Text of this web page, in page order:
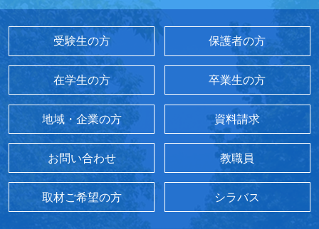
受験生の方 保護者の方
在学生の方 卒業生の方
地域・企業の方 資料請求
お問い合わせ 教職員
取材ご希望の方 シラバス